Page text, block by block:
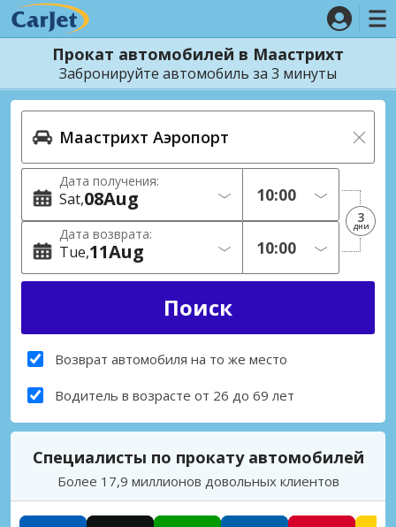
Прокат автомобилей в Маастрихт
Забронируйте автомобиль за 3 минуты
Дата получения:
Sat 08Aug
Дата возврата:
Tue 11Aug
3
дни
Возврат автомобиля на то же место
Водитель в возрасте от 26 до 69 лет
Специалисты по прокату автомобилей
Более 17,9 миллионов довольных клиентов